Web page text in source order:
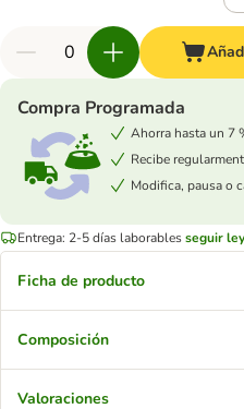
Compra Programada
Ahorra hasta un 7
Recibe
Modifica, pausa o
Entrega: 2-5 días laborablesseguir
Ficha de producto
Composición
Valoraciones